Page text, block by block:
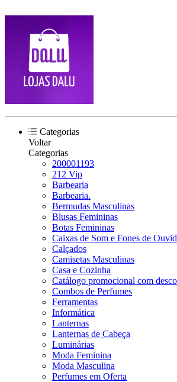
Categorias
Voltar
Categorias
200001193
212 Vip
Barbearia
Barbearia.
Bermudas Masculinas
Blusas Femininas
Botas Femininas
Caixas de Som e Fones de
Calçados
Camisetas Masculinas
Casa e Cozinha
Catálogo promocional com
Combos de Perfumes
Ferramentas
Informática
Lanternas
Lanternas de Cabeça
Luminárias
Moda Feminina
Moda Masculina
Perfumes em Oferta